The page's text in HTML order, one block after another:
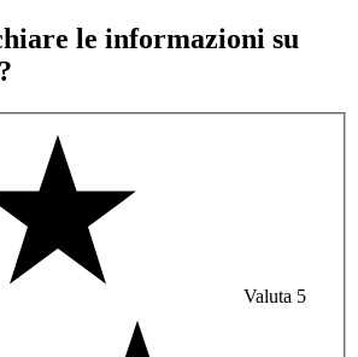
le informazioni su
Valuta 5